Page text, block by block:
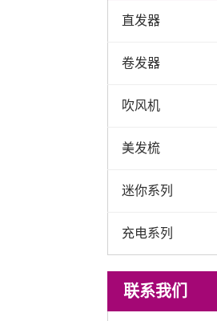
直发器
卷发器
吹风机
美发梳
迷你系列
充电系列
联系我们